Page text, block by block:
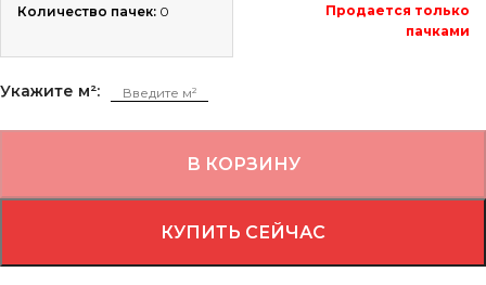
Количество пачек: 0
Продается только
пачками
Укажите м²:
В КОРЗИНУ
КУПИТЬ СЕЙЧАС